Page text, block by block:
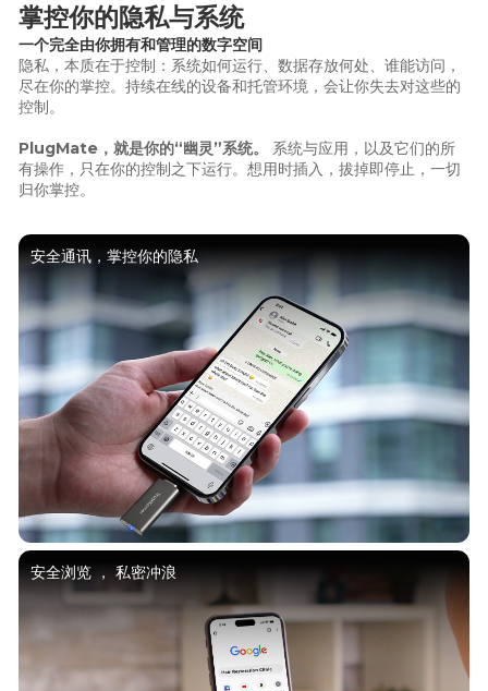
掌控你的隐私与系统
一个完全由你拥有和管理的数字空间
隐私，本质在于控制：系统如何运行、数据存放何处、谁能访问，
尽在你的掌控。持续在线的设备和托管环境，会让你失去对这些的
控制。
PlugMate，就是你的“幽灵”系统。
系统与应用，以及它们的所
有操作，只在你的控制之下运行。想用时插入，拔掉即停止，一切
归你掌控。
安全通讯，掌控你的隐私
安全浏览 ， 私密冲浪